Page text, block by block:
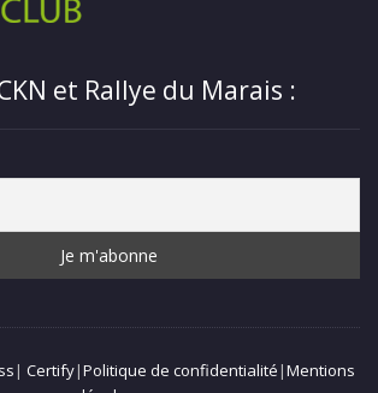
et Rallye du Marais :
| Certify|Politique de confidentialité |Mentions